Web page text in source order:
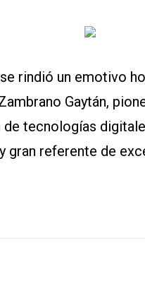
rindió un emotivo
Gaytán,
de tecnologías
gran referente de